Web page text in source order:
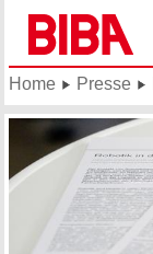
Home Presse